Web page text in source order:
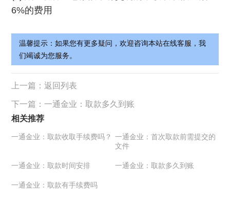
6%的费用
温馨提示：如果您有更多疑问，欢迎咨询本站在线客服，我
们竭诚为您服务。
上一篇：返回列表
下一篇： 一通金业：取款多久到账
相关推荐
一通金业：取款收取手续费吗？
一通金业：首次取款前需提交的
文件
一通金业：取款时间安排 一通金业：取款多久到账
一通金业：取款有手续费吗